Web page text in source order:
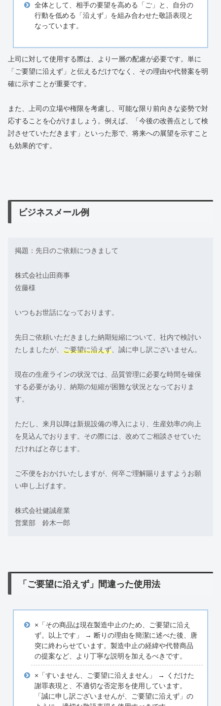
全体として、相手の要望を高める「ご」と、自分の
行動を低める「沿えず」を組み合わせた敬語表現と
なっています。
上司に対して使用する際は、より一層の配慮が必要です。単に
「ご要望に沿えず」と伝えるだけでなく、その理由や代替案を明
確に示すことが重要です。
また、上司の立場や権限を考慮し、可能な限り前向きな姿勢で対
応することを心がけましょう。例えば、「今後の改善点として検
討させていただきます」といった形で、将来への展望を示すこと
も効果的です。
ビジネスメール例
掲題：先日のご依頼につきまして
株式会社山田商事
佐藤様
いつもお世話になっております。
先日ご依頼いただきました納期短縮について、社内で検討い
たしましたが、 ご要望に沿えず 、誠に申し訳ございません。
現在の生産ラインの状況では、品質管理に必要な時間を確保
する必要があり、納期の短縮が困難な状況となっておりま
す。
ただし、来月以降は新規設備の導入により、生産効率の向上
を見込んでおります。その際には、改めてご相談させていた
だければと存じます。
ご不便をおかけいたしますが、何卒ご理解賜りますようお願
い申し上げます。
株式会社健誠産業
営業部 鈴木一郎
「ご要望に沿えず」間違った使用法
×「その商品は現在製造中止のため、ご要望に沿え
ず。以上です」 → 断りの理由を簡潔に述べた後、唐
突に終わらせています。製造中止の経緯や代替商品
の提案など、より丁寧な説明を加えるべきです。
×「すいません、ご要望に沿えません」 → くだけた
謝罪表現と、不適切な否定形を使用しています。
「誠に申し訳ございませんが、ご要望に沿えず」の